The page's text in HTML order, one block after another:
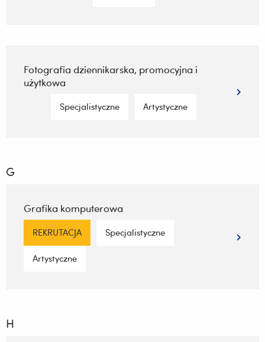
Fotografia dziennikarska, promocyjna i
użytkowa
Specjalistyczne Artystyczne
G
Grafika komputerowa
REKRUTACJA Specjalistyczne
Artystyczne
H